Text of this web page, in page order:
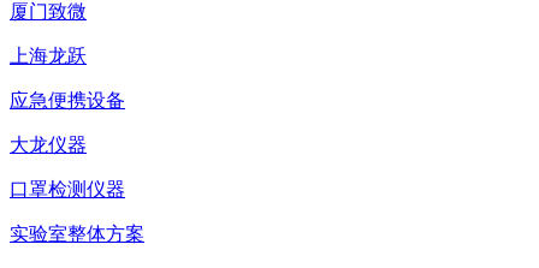
厦门致微
上海龙跃
应急便携设备
大龙仪器
口罩检测仪器
实验室整体方案